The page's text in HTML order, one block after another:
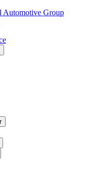
Automotive Group